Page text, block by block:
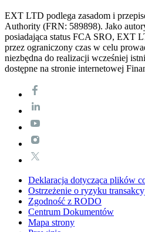
EXT LTD podlega zasadom i
Authority (FRN: 589898). Jako
posiadająca status FCA SRO, EXT
przez ograniczony czas w celu
niezbędna do realizacji wcześniej
dostępne na stronie internetowej
Deklaracja dotycząca plików
Ostrzeżenie o ryzyku
Zgodność z RODO
Centrum Dokumentów
Mapa strony